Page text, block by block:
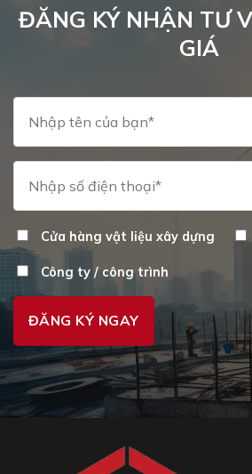
ĐĂNG KÝ NHẬN TƯ
GIÁ
Cửa hàng vật liệu xây dựng
Công ty / công trình